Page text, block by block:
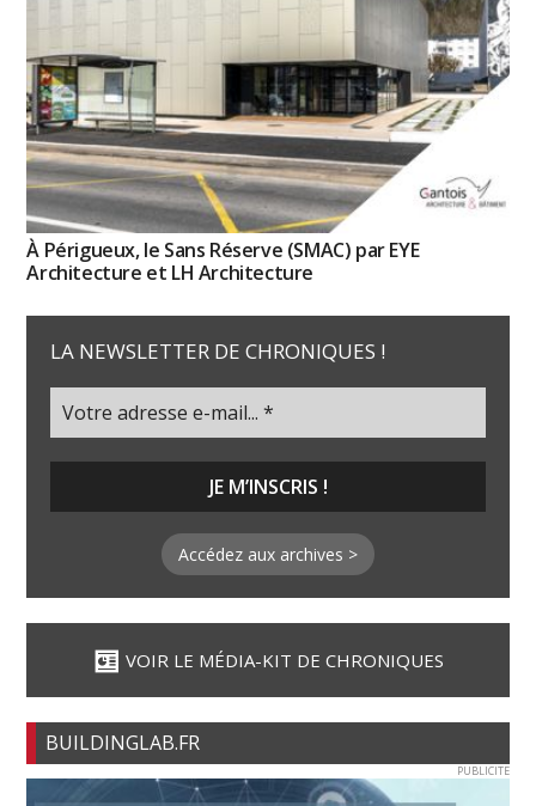
À Périgueux, le Sans Réserve (SMAC) par EYE
Architecture et LH Architecture
LA NEWSLETTER DE CHRONIQUES !
Accédez aux archives >
VOIR LE MÉDIA-KIT DE CHRONIQUES
BUILDINGLAB.FR
PUBLICITE